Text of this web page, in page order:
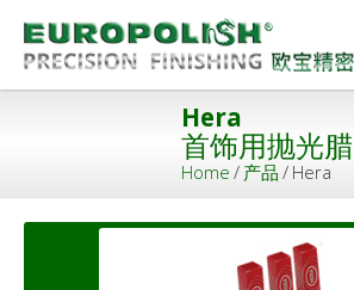
Hera
首饰用抛光腊
Home / 产品 / Hera